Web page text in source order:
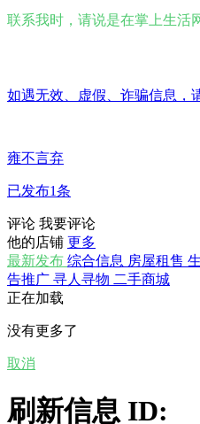
联系我时，请说是在掌上生活
如遇无效、虚假、诈骗信息，
雍不言弃
已发布1条
评论 我要评论
他的店铺 更多
最新发布 综合信息 房屋租售
告推广 寻人寻物 二手商城
正在加载
没有更多了
取消
刷新信息 ID: